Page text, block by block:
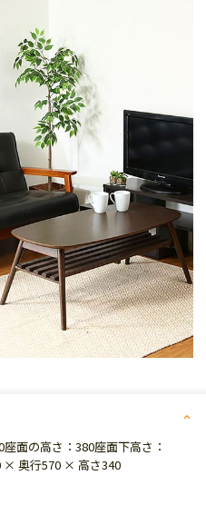
面の高さ：380座面下高さ：
× 奥行570 × 高さ340